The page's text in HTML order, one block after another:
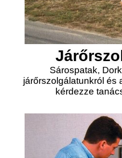
Sárospatak,
járőrszolgálatunkról és
kérdezze